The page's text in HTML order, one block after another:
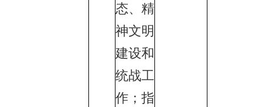
态、精
神文明
建设和
统战工
作；指